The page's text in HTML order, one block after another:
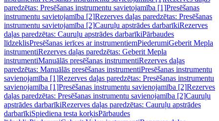
paredzētas: Presēšanas instrumentu savietojamība [1]Presēšanas
instrumentu savietojamība [2]Rezerves daļas paredzētas: Presēšanas
instrumentu savietojamība [2]Cauruļu apstrādes darbarīkiRezerves
daļas paredzētas: Cauruļu apstrādes darbarīkiPārbaudes
līdzeklisPresēšanas ierīces ar instrumentiemPiederumiGeberit Mepla
instrumentiRezerves daļas paredzētas: Geberit Mepla
instrumentiManuālās presēšanas instrumentiRezerves daļas
paredzētas: Manuālās presēšanas instrumentiPresēšanas instrumentu
savienojamība [1]Rezerves daļas paredzētas: Presēšanas instrumentu
savienojamība [1]Presēšanas instrumentu savienojamība [2]Rezerves
daļas paredzētas: Presēšanas instrumentu savienojamība [2]Cauruļu
apstrādes darbarīkiRezerves daļas paredzētas: Cauruļu apstrādes
darbarīkiSpiediena testa korķisPārbaudes